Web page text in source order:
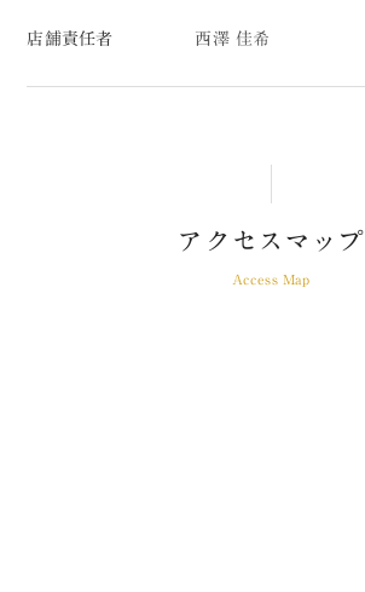
店舗責任者 西澤 佳希
アクセスマップ
Access Map